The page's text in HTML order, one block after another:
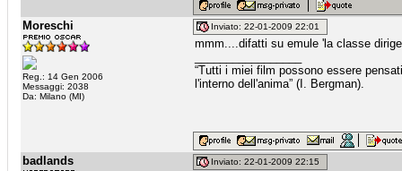
Moreschi
Reg.: 14 Gen 2006
Messaggi: 2038
Da: Milano (MI)
Inviato: 22-01-2009 22:01
mmm....difatti su emule 'la classe
“Tutti i miei film possono essere
l'interno dell'anima” (I. Bergman).
badlands Inviato: 22-01-2009 22:15